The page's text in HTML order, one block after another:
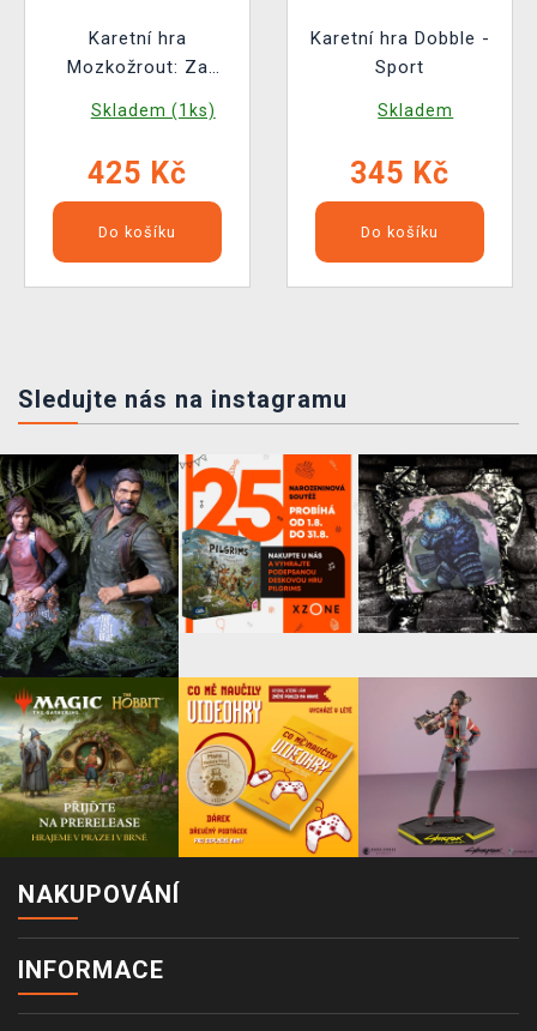
Karetní hra
Mozkožrout: Za
(rozšíření)
Skladem (1ks)
425 Kč
Do košíku
Karetní hra Dobble -
Sport
Skladem
345 Kč
Do košíku
Sledujte nás na instagramu
NAKUPOVÁNÍ
INFORMACE